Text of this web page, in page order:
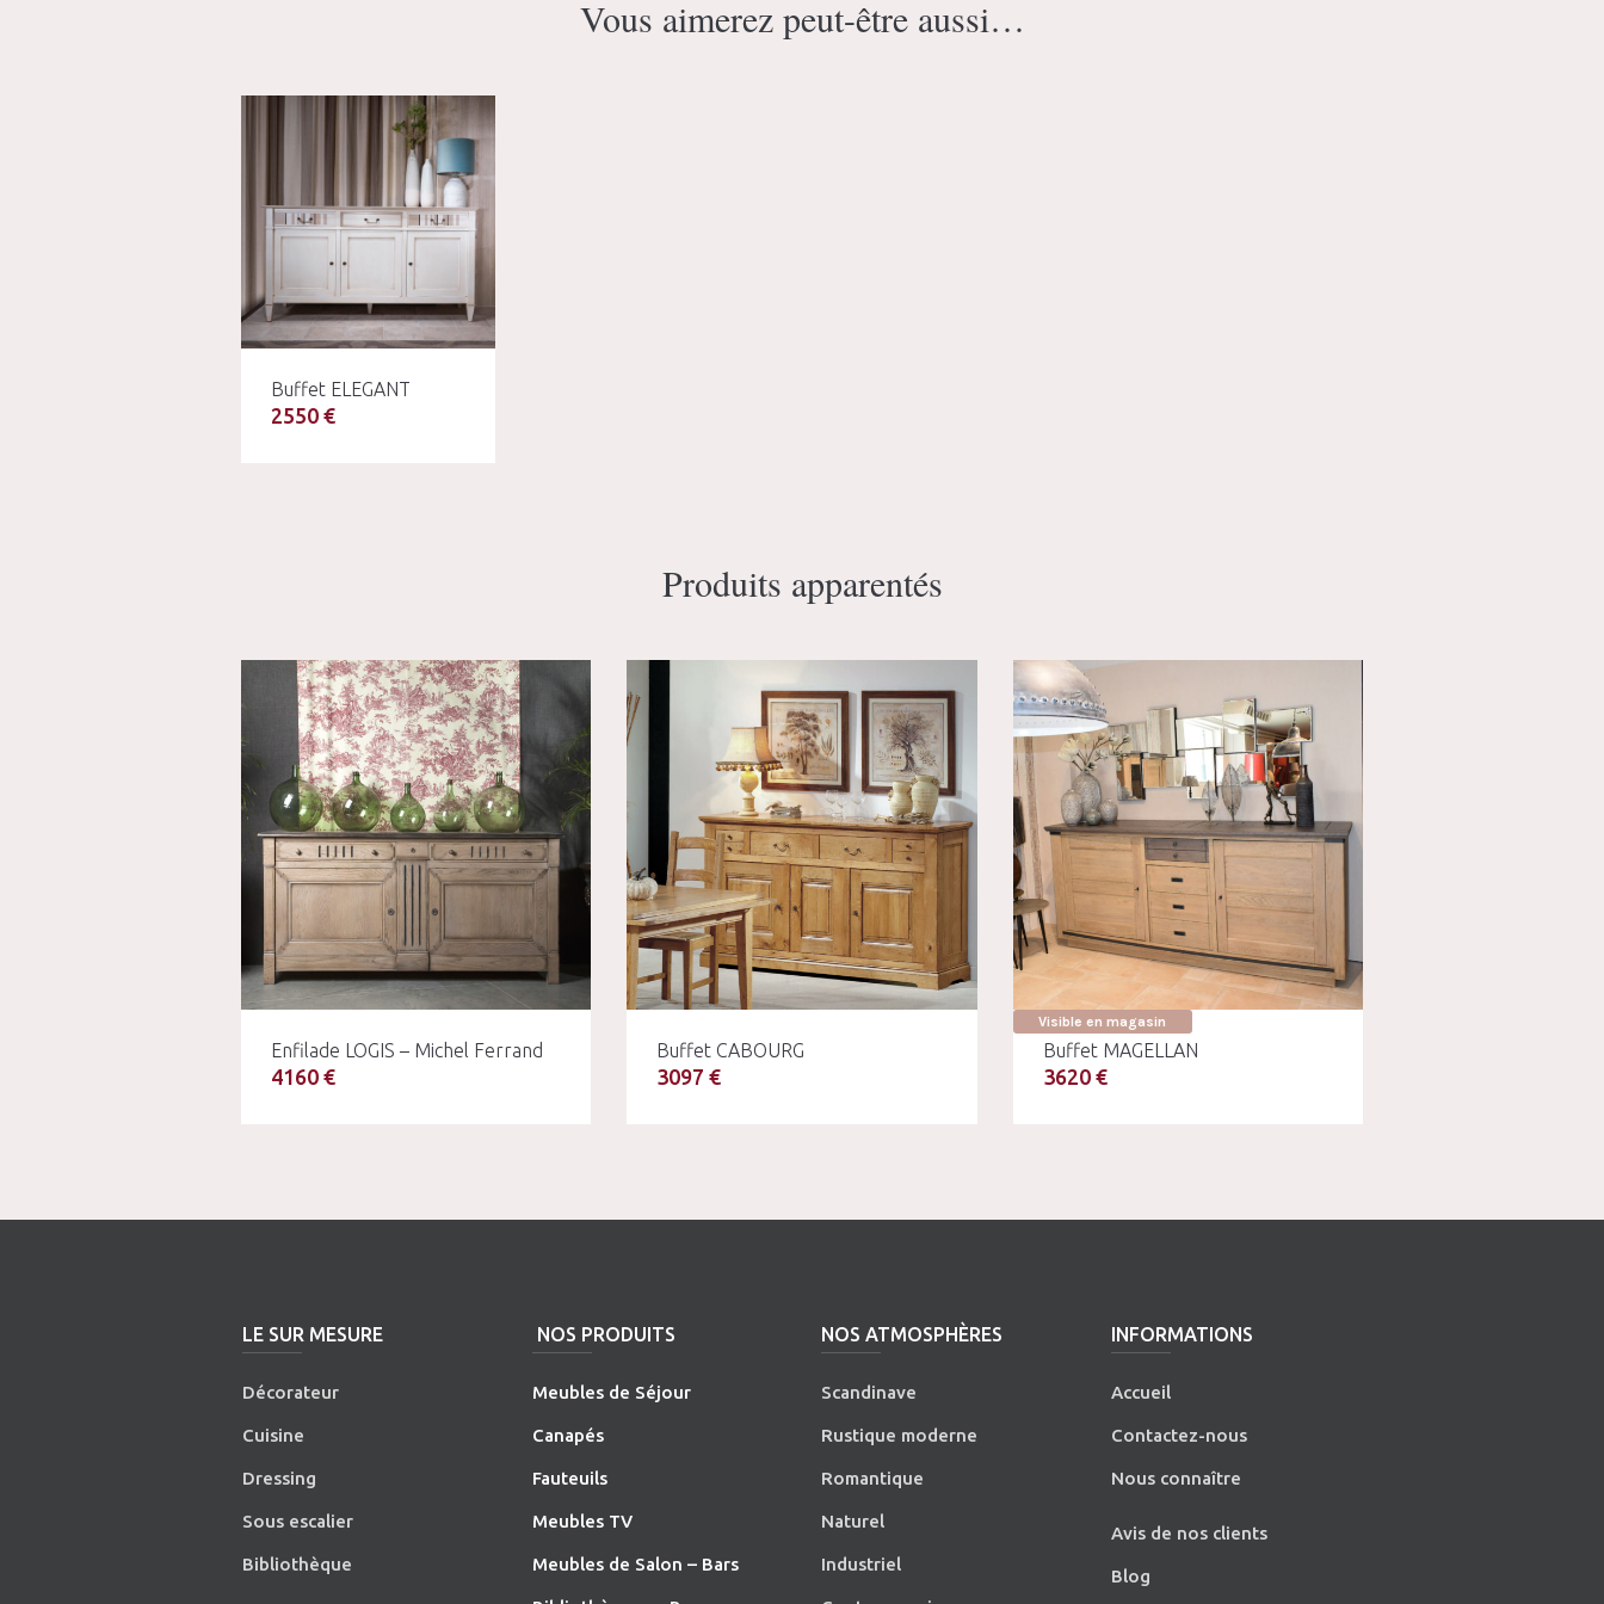
Vous aimerez peut-être aussi…
Buffet ELEGANT
2550 €
Produits apparentés
Enfilade LOGIS – Michel Ferrand
4160 €
Buffet CABOURG
3097 €
Visible en magasin
Buffet MAGELLAN
3620 €
LE SUR MESURE
Décorateur
Cuisine
Dressing
Sous escalier
Bibliothèque
NOS PRODUITS
Meubles de Séjour
Canapés
Fauteuils
Meubles TV
Meubles de Salon – Bars
NOS ATMOSPHÈRES
Scandinave
Rustique moderne
Romantique
Naturel
Industriel
INFORMATIONS
Accueil
Contactez-nous
Nous connaître
Avis de nos clients
Blog